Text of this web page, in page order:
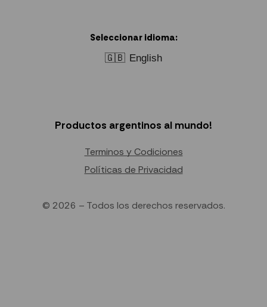
Seleccionar idioma:
🇬🇧 English
Productos argentinos al mundo!
Terminos y Codiciones
Políticas de Privacidad
© 2026 – Todos los derechos reservados.